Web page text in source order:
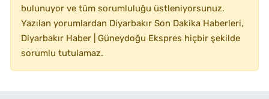
bulunuyor ve tüm sorumluluğu üstleniyorsunuz.
Yazılan yorumlardan Diyarbakır Son Dakika Haberleri,
Diyarbakır Haber | Güneydoğu Ekspres hiçbir şekilde
sorumlu tutulamaz.